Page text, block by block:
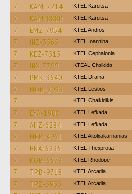
7 KAM-7214 ΚΤΕL Karditsa
7 KAM-8880 ΚΤΕL Karditsa
7 EMZ-7954 KTEL Andros
7 INZ-3565 KTEL Ioannina
7 KEZ-7515 KTEL Cephalonia
7 INX-7799 KTEAL Chalkida
7 PMK-3640 KTEL Drama
7 MOB-2983 KTEL Lesbos
7 ΚΤΕL Chalkidikis
7 EYA-1908 KTEL Lefkada
7 AHZ-6284 KTEL Lefkada
7 MEB-4961 KTEL Aitoloakarnanias
7 HNA-6235 KTEL Thesprotia
7 KOB-6578 KTEL Rhodope
7 TPB-9718 KTEL Arcadia
7 TPZ-5955 KTEL Arcadia